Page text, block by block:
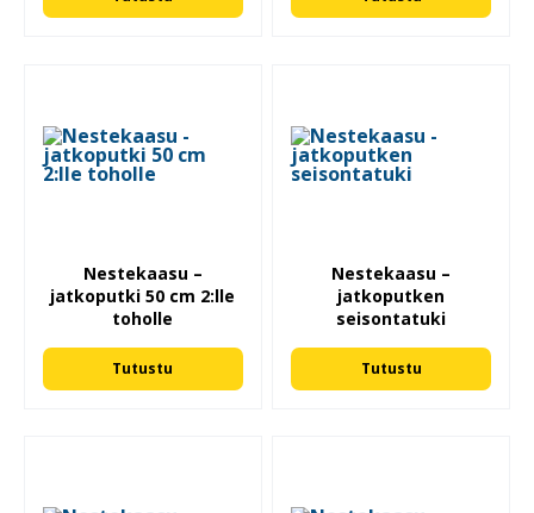
Nestekaasu –
jatkoputki 50 cm 2:lle
toholle
Tutustu
Nestekaasu –
jatkoputken
seisontatuki
Tutustu